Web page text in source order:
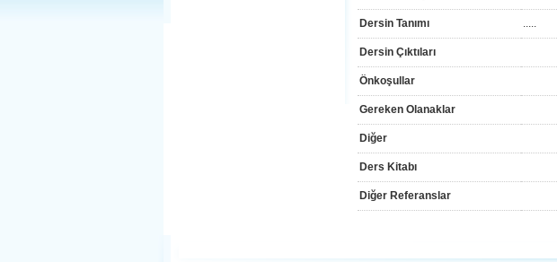
Dersin Tanımı .....
Dersin Çıktıları
Önkoşullar
Gereken Olanaklar
Diğer
Ders Kitabı
Diğer Referanslar